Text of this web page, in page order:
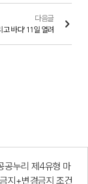
다음글
바다’ 11일 열려
공누리 제4유형 마
지+변경금지 조건